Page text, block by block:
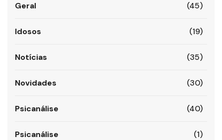
Geral (45)
Idosos (19)
Notícias (35)
Novidades (30)
Psicanálise (40)
Psicanálise (1)